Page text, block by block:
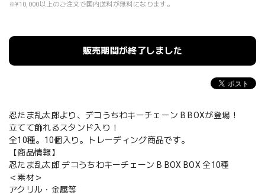
※¥10,000以上のご注文で国内送料が無料になります。
販売期間が終了しました
忍たま乱太郎より、デコうちわキーチェーン B BOXが登場！
立てて飾れるスタンド入り！
全10種。10個入り。トレーディング商品です。
【商品情報】
忍たま乱太郎 デコうちわキーチェーン B BOX BOX 全10種
＜素材＞
アクリル・金属等